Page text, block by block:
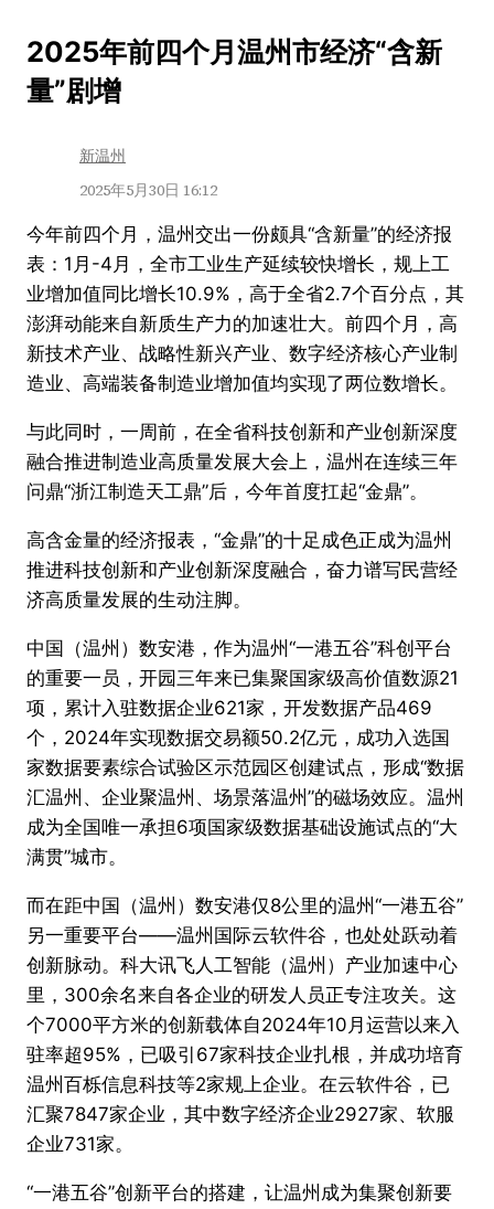
2025年前四个月温州市经济“含新
量”剧增
新温州
2025年5月30日 16:12
今年前四个月，温州交出一份颇具“含新量”的经济报
表：1月-4月，全市工业生产延续较快增长，规上工
业增加值同比增长10.9%，高于全省2.7个百分点，其
澎湃动能来自新质生产力的加速壮大。前四个月，高
新技术产业、战略性新兴产业、数字经济核心产业制
造业、高端装备制造业增加值均实现了两位数增长。
与此同时，一周前，在全省科技创新和产业创新深度
融合推进制造业高质量发展大会上，温州在连续三年
问鼎“浙江制造天工鼎”后，今年首度扛起“金鼎”。
高含金量的经济报表，“金鼎”的十足成色正成为温州
推进科技创新和产业创新深度融合，奋力谱写民营经
济高质量发展的生动注脚。
中国（温州）数安港，作为温州“一港五谷”科创平台
的重要一员，开园三年来已集聚国家级高价值数源21
项，累计入驻数据企业621家，开发数据产品469
个，2024年实现数据交易额50.2亿元，成功入选国
家数据要素综合试验区示范园区创建试点，形成“数据
汇温州、企业聚温州、场景落温州”的磁场效应。温州
成为全国唯一承担6项国家级数据基础设施试点的“大
满贯”城市。
而在距中国（温州）数安港仅8公里的温州“一港五谷”
另一重要平台——温州国际云软件谷，也处处跃动着
创新脉动。科大讯飞人工智能（温州）产业加速中心
里，300余名来自各企业的研发人员正专注攻关。这
个7000平方米的创新载体自2024年10月运营以来入
驻率超95%，已吸引67家科技企业扎根，并成功培育
温州百栎信息科技等2家规上企业。在云软件谷，已
汇聚7847家企业，其中数字经济企业2927家、软服
企业731家。
“一港五谷”创新平台的搭建，让温州成为集聚创新要